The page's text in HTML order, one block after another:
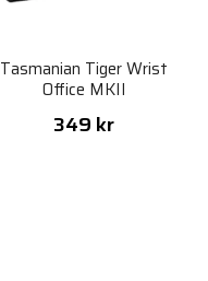
Tasmanian Tiger Wrist
Office MKII
349 kr